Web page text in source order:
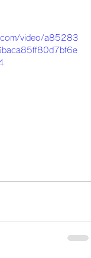
video/a85283